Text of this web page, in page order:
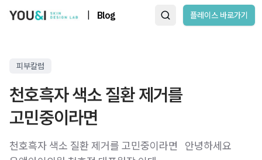
Blog 플레이스 바로가기
피부칼럼
천호흑자 색소 질환 제거를
고민중이라면
천호흑자 색소 질환 제거를 고민중이라면 ​ ​ 안녕하세요